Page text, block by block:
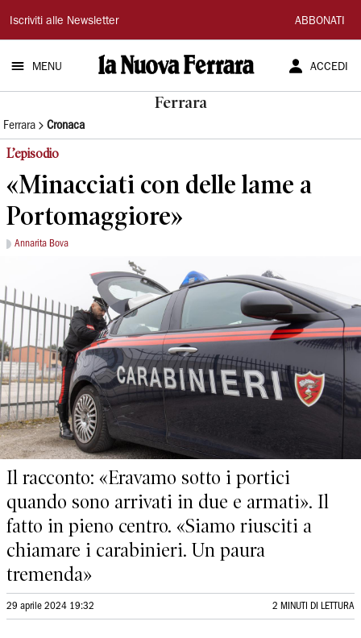
La
Nuova
Ferrara
Iscriviti alle Newsletter ABBONATI
MENU ACCEDI
Ferrara
Ferrara Cronaca
L’episodio
«Minacciati con delle lame a
Portomaggiore»
Annarita Bova
Il racconto: «Eravamo sotto i portici
quando sono arrivati in due e armati». Il
fatto in pieno centro. «Siamo riusciti a
chiamare i carabinieri. Un paura
tremenda»
29 aprile 2024 19:32 2 MINUTI DI LETTURA